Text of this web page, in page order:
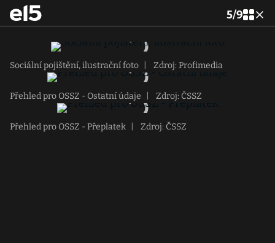
5/9
Sociální pojištění, ilustrační foto Zdroj: Profimedia
Přehled pro OSSZ - Ostatní údaje Zdroj: ČSSZ
Přehled pro OSSZ - Přeplatek Zdroj: ČSSZ